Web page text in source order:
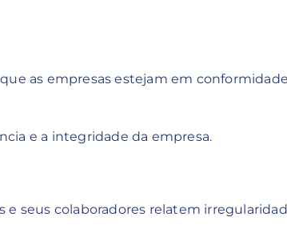
as empresas estejam em
e a integridade da empresa.
seus colaboradores relatem